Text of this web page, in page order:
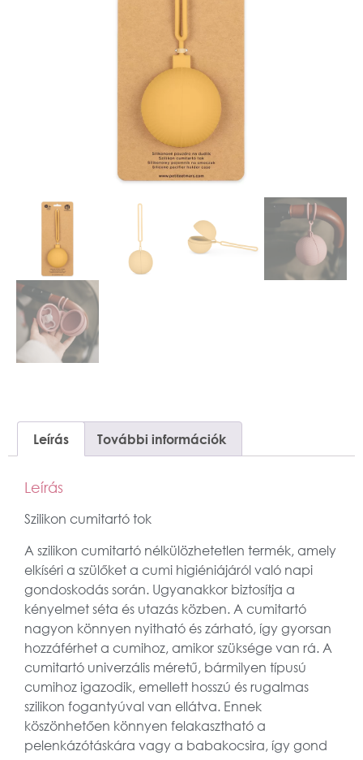
Leírás További információk
Leírás
Szilikon cumitartó tok
A szilikon cumitartó nélkülözhetetlen termék, amely
elkíséri a szülőket a cumi higiéniájáról való napi
gondoskodás során. Ugyanakkor biztosítja a
kényelmet séta és utazás közben. A cumitartó
nagyon könnyen nyitható és zárható, így gyorsan
hozzáférhet a cumihoz, amikor szüksége van rá. A
cumitartó univerzális méretű, bármilyen típusú
cumihoz igazodik, emellett hosszú és rugalmas
szilikon fogantyúval van ellátva. Ennek
köszönhetően könnyen felakasztható a
pelenkázótáskára vagy a babakocsira, így gond